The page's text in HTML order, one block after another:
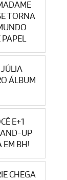
TORNA
ÁLBUM
E+1
UP
EM BH!
CHEGA